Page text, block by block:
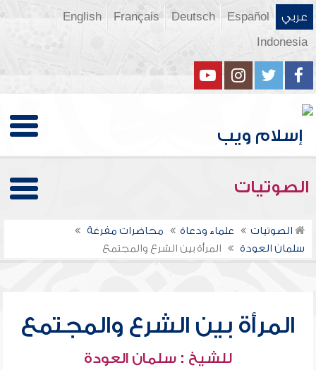
عربي Español
Deutsch
Français
English
Indonesia
الصوتيات
الصوتيات علماء ودعاة
محاضرات مفرغة
سلمان العودة
المرأة بين الشرع والمجتمع
المرأة بين الشرع والمجتمع
للشيخ : سلمان العودة